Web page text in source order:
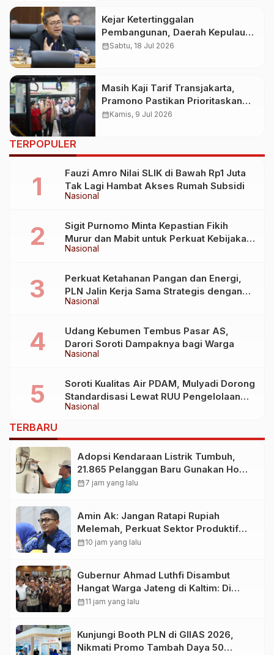
Kejar Ketertinggalan
Pembangunan, Daerah Kepulauan
Butuh Dukungan Fiskal Khusus
calendar_monthSabtu, 18 Jul 2026
Masih Kaji Tarif Transjakarta,
Pramono Pastikan Prioritaskan
Kepentingan Masyarakat
calendar_monthKamis, 9 Jul 2026
TERPOPULER
Nasional
Fauzi Amro Nilai SLIK di Bawah Rp1 Juta
Tak Lagi Hambat Akses Rumah Subsidi
Nasional
Sigit Purnomo Minta Kepastian Fikih
Murur dan Mabit untuk Perkuat Kebijakan
Haji
Nasional
Perkuat Ketahanan Pangan dan Energi,
PLN Jalin Kerja Sama Strategis dengan
Kementerian Kelautan dan Perikanan
Nasional
Udang Kebumen Tembus Pasar AS,
Darori Soroti Dampaknya bagi Warga
Nasional
Soroti Kualitas Air PDAM, Mulyadi Dorong
Standardisasi Lewat RUU Pengelolaan
Air Minum
TERBARU
Adopsi Kendaraan Listrik Tumbuh,
21.865 Pelanggan Baru Gunakan Home
Charging Services PLN pada
calendar_month7 jam yang lalu
Amin Ak: Jangan Ratapi Rupiah
Melemah, Perkuat Sektor Produktif
Negara
calendar_month10 jam yang lalu
Gubernur Ahmad Luthfi Disambut
Hangat Warga Jateng di Kaltim: Di
Mana Bumi Dipijak, Di Situ Langit
calendar_month11 jam yang lalu
Kunjungi Booth PLN di GIIAS 2026,
Nikmati Promo Tambah Daya 50